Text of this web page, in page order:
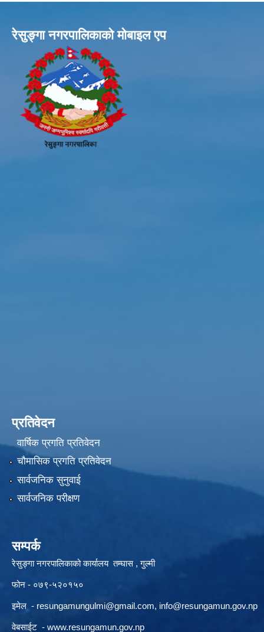
रेसुङ्गा नगरपालिकाकाे माेबाइल एप
प्रतिवेदन
वार्षिक प्रगति प्रतिवेदन
चौमासिक प्रगति प्रतिवेदन
सार्वजनिक सुनुवाई
सार्वजनिक परीक्षण
सम्पर्क
रेसुङ्गा नगरपालिकाको कार्यालय तम्घास , गुल्मी
फोन - ०७९-५२०१५०
इमेल - resungamungulmi@gmail.com, info@resungamun.gov.np
वेबसाईट - www.resungamun.gov.np